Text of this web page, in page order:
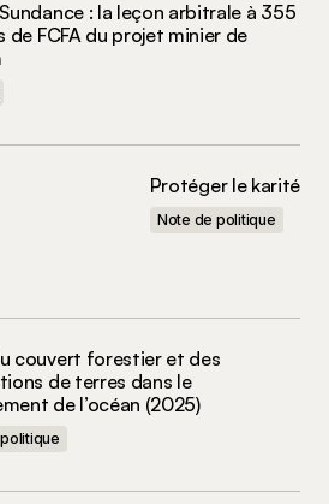
nom, mon e-mail et mon site
pour mon prochain
: la leçon arbitrale à 355
de FCFA du projet minier de
Protéger le karité
Note de politique
couvert forestier et des
de terres dans le
de l’océan (2025)